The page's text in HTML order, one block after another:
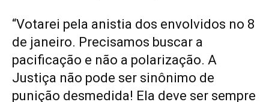
“Votarei pela anistia dos envolvidos no 8
de janeiro. Precisamos buscar a
pacificação e não a polarização. A
Justiça não pode ser sinônimo de
punição desmedida! Ela deve ser sempre